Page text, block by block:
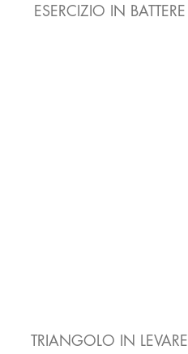
ESERCIZIO IN BATTERE
TRIANGOLO IN LEVARE